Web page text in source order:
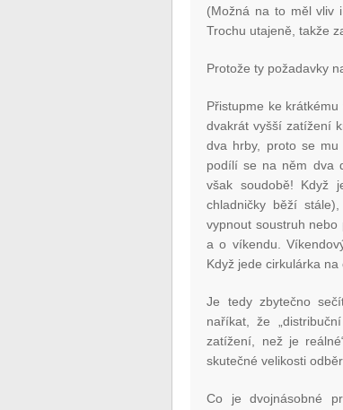
(Možná na to měl vliv
Trochu utajeně, takže
Protože ty požadavky
Přistupme ke
dvakrát vyšší zatížení
dva hrby, proto se mu
podílí se na něm dva
však soudobě! Když
chladničky běží
vypnout soustruh
a o víkendu.
Když jede cirkulárka
Je tedy zbytečno
naříkat, že
zatížení, než je
skutečné velikosti
Co je dvojnásobné